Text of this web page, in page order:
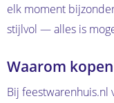
elk moment
stijlvol — alles is
Waarom
Bij